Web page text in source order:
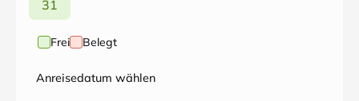
31
Frei Belegt
Anreisedatum wählen